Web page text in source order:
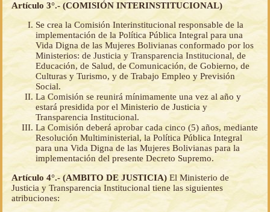
Artículo 3°.- (COMISIÓN INTERINSTITUCIONAL)
Se crea la Comisión Interinstitucional responsable de la
implementación de la Política Pública Integral para una
Vida Digna de las Mujeres Bolivianas conformado por los
Ministerios: de Justicia y Transparencia Institucional, de
Educación, de Salud, de Comunicación, de Gobierno, de
Culturas y Turismo, y de Trabajo Empleo y Previsión
Social.
La Comisión se reunirá mínimamente una vez al año y
estará presidida por el Ministerio de Justicia y
Transparencia Institucional.
La Comisión deberá aprobar cada cinco (5) años, mediante
Resolución Multiministerial, la Política Pública Integral
para una Vida Digna de las Mujeres Bolivianas para la
implementación del presente Decreto Supremo.
Artículo 4°.- (AMBITO DE JUSTICIA) El Ministerio de
Justicia y Transparencia Institucional tiene las siguientes
atribuciones: